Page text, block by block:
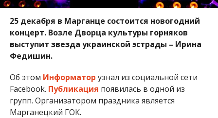
25 декабря в Марганце состоится новогодний
концерт. Возле Дворца культуры горняков
выступит звезда украинской эстрады – Ирина
Федишин.
Об этом Информатор узнал из социальной сети
Facebook. Публикация появилась в одной из
групп. Организатором праздника является
Марганецкий ГОК.